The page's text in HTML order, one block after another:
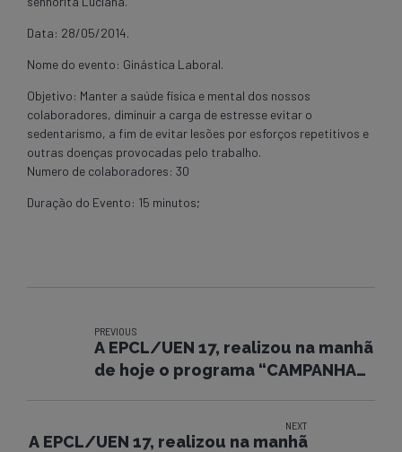
Data: 28/05/2014.
Nome do evento: Ginástica Laboral.
Objetivo: Manter a saúde física e mental dos nossos
colaboradores, diminuir a carga de estresse evitar o
sedentarismo, a fim de evitar lesões por esforços repetitivos e
outras doenças provocadas pelo trabalho.
Numero de colaboradores: 30
Duração do Evento: 15 minutos;
PREVIOUS
A EPCL/UEN 17, realizou na manhã
de hoje o programa “CAMPANHA
NEXT
A EPCL/UEN 17, realizou na manhã